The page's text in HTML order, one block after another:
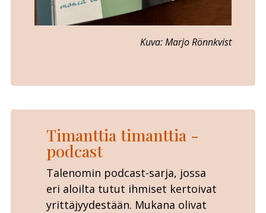
Kuva: Marjo Rönnkvist
Timanttia timanttia -
podcast
Talenomin podcast-sarja, jossa
eri aloilta tutut ihmiset kertoivat
yrittäjyydestään. Mukana olivat